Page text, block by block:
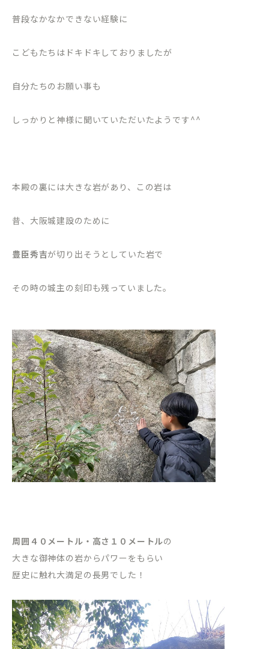
普段なかなかできない経験に
こどもたちはドキドキしておりましたが
自分たちのお願い事も
しっかりと神様に聞いていただいたようです^^
本殿の裏には大きな岩があり、この岩は
昔、大阪城建設のために
豊臣秀吉が切り出そうとしていた岩で
その時の城主の刻印も残っていました。
周囲４０メートル・高さ１０メートルの
大きな御神体の岩からパワーをもらい
歴史に触れ大満足の長男でした！